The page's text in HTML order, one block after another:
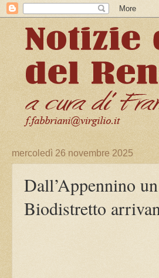
mercoledì 26 novembre 2025
Dall’Appennino
Biodistretto